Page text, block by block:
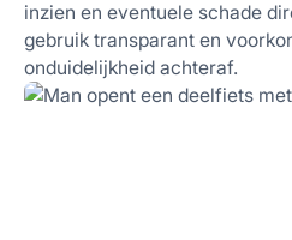
inzien en eventuele schade
gebruik transparant en
onduidelijkheid achteraf.